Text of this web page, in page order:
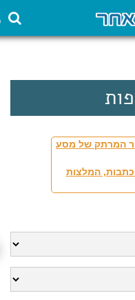
המרתק של מסע
המלצות